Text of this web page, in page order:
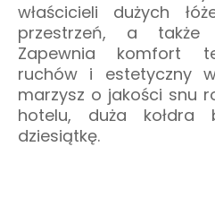
właścicieli dużych
przestrzeń, a
Zapewnia komfort
ruchów i estetyczny
marzysz o jakości snu
hotelu, duża kołdra
dziesiątkę.